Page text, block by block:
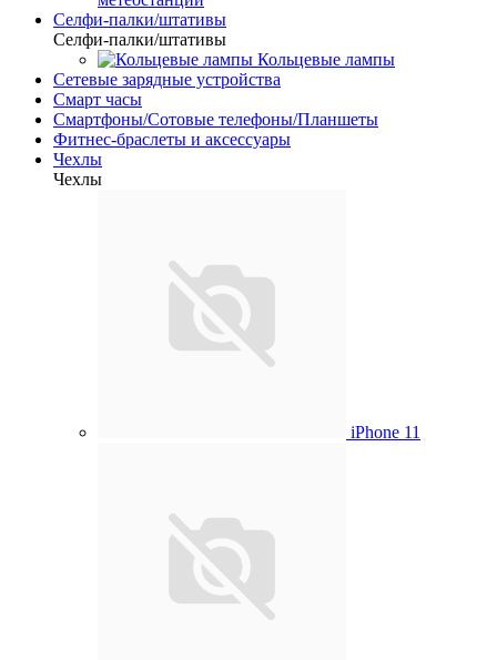
Селфи-палки/штативы
Селфи-палки/штативы
Кольцевые лампы
Сетевые зарядные устройства
Смарт часы
Смартфоны/Сотовые телефоны/Планшеты
Фитнес-браслеты и аксессуары
Чехлы
Чехлы
iPhone 11